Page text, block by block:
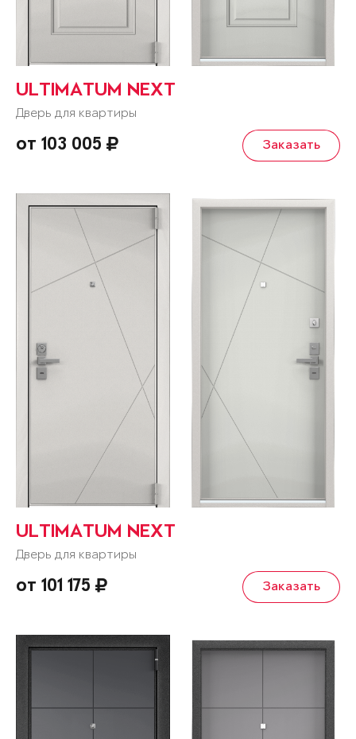
ULTIMATUM NEXT
Дверь для квартиры
от 103 005 Заказать
ULTIMATUM NEXT
Дверь для квартиры
от 101 175 Заказать